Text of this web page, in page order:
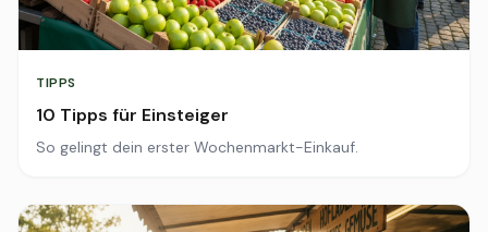
TIPPS
10 Tipps für Einsteiger
So gelingt dein erster Wochenmarkt-Einkauf.